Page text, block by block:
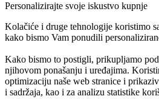
Personalizirajte svoje iskustvo kupnje
Kolačiće i druge tehnologije koristimo
kako bismo Vam ponudili
Kako bismo to postigli, prikupljamo
njihovom ponašanju i uređajima.
optimizaciju naše web stranice i
i sadržaja, kao i za analizu statistike